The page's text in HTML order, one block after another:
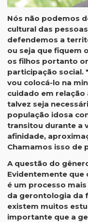
Nós não podemos
cultural das
defendemos a
ou seja que fiquem
os filhos portanto
participação social.
vou colocá-lo na
cuidado em relação
talvez seja
população idosa
transitou durante a
afinidade,
Chamamos isso de
A questão do
Evidentemente que
é um processo
da gerontologia da
existem muitos
importante que a